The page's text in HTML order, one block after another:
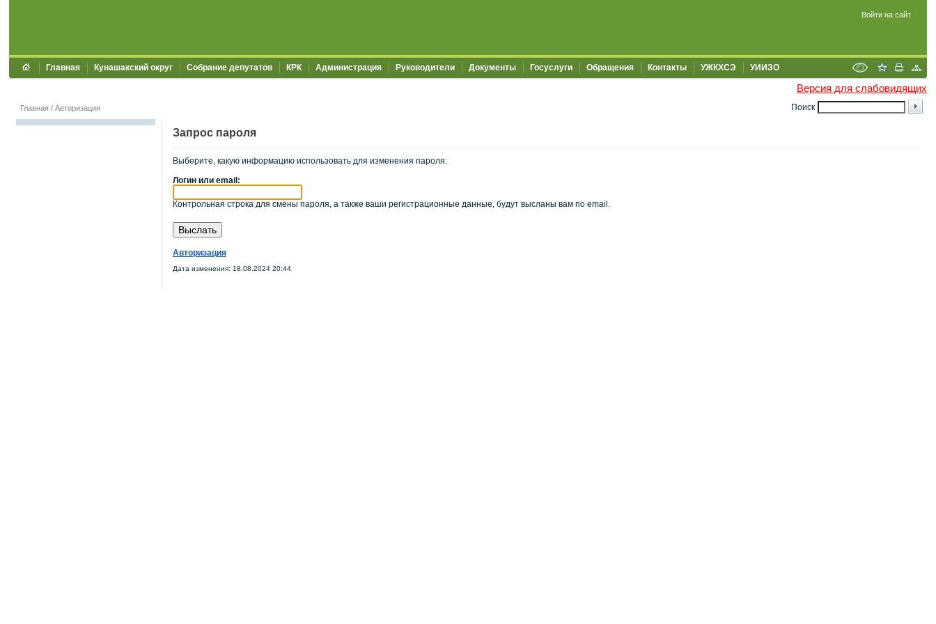
Войти на сайт
Главная Кунашакский округ Собрание депутатов КРК Администрация Руководители Документы Госуслуги Обращения Контакты УЖКХСЭ УИИЗО
Версия для слабовидящих
Поиск
Главная / Авторизация
Запрос пароля
Выберите, какую информацию использовать для изменения пароля:
Логин или email:
Контрольная строка для смены пароля, а также ваши регистрационные данные, будут высланы вам по email.
Авторизация
Дата изменения: 18.08.2024 20:44